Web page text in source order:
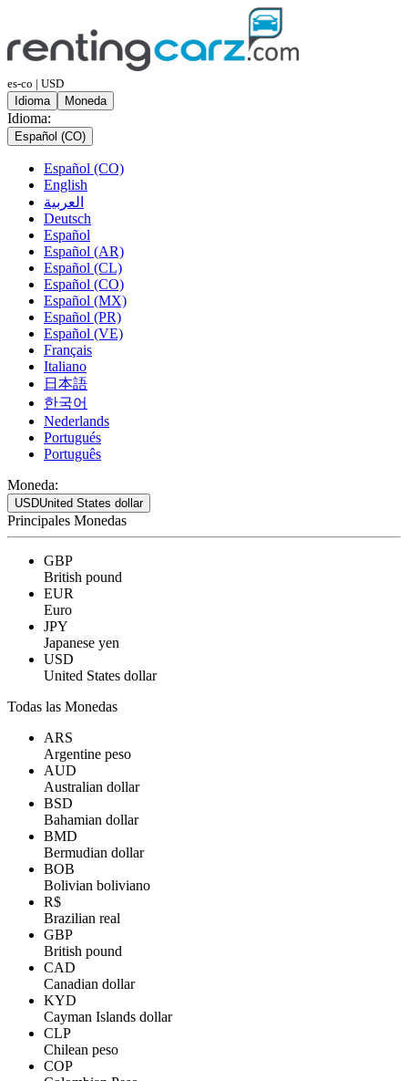
es-co | USD
Idioma
Moneda
Idioma:
Español (CO)
Español (CO)
English
العربية
Deutsch
Español
Español (AR)
Español (CL)
Español (CO)
Español (MX)
Español (PR)
Español (VE)
Français
Italiano
日本語
한국어
Nederlands
Portugués
Português
Moneda:
USDUnited States dollar
Principales Monedas
GBP
British pound
EUR
Euro
JPY
Japanese yen
USD
United States dollar
Todas las Monedas
ARS
Argentine peso
AUD
Australian dollar
BSD
Bahamian dollar
BMD
Bermudian dollar
BOB
Bolivian boliviano
R$
Brazilian real
GBP
British pound
CAD
Canadian dollar
KYD
Cayman Islands dollar
CLP
Chilean peso
COP